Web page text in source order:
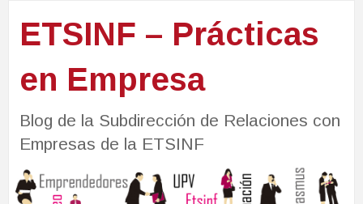
ETSINF – Prácticas
en Empresa
Blog de la Subdirección de Relaciones con
Empresas de la ETSINF